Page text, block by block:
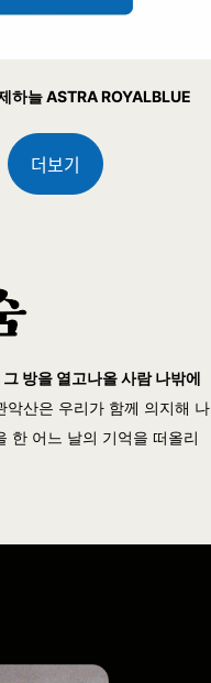
하늘 ASTRA ROYALBLUE
더보기
그 방을 열고나올 사람 나밖에
악산은 우리가 함께 의지해 나
한 어느 날의 기억을 떠올리